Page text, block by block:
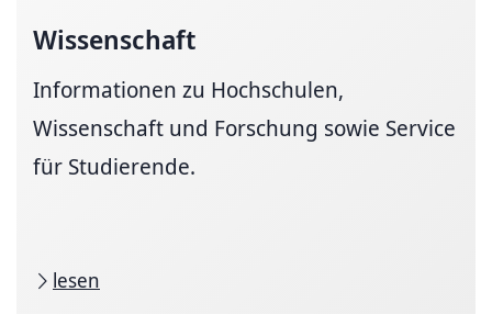
Wissenschaft
Informationen zu Hochschulen,
Wissenschaft und Forschung sowie Service
für Studierende.
lesen